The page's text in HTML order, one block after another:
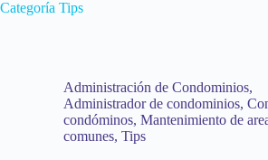
Categoría Tips
Administración de Condominios,
Administrador de condominios,
condóminos, Mantenimiento de
comunes, Tips